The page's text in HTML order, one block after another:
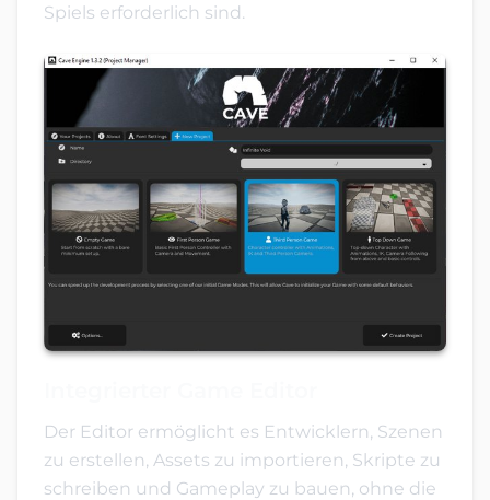
Spiels erforderlich sind.
Der Editor ermöglicht es Entwicklern, Szenen
zu erstellen, Assets zu importieren, Skripte zu
schreiben und Gameplay zu bauen, ohne die